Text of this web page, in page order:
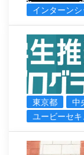
インターン
東京都
中
ユービーセキ